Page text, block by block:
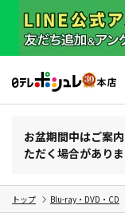
お盆期間中はご案
ただく場合があり
トップ Blu-ray・DVD・CD